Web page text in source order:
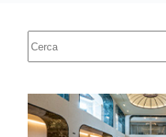
risultato